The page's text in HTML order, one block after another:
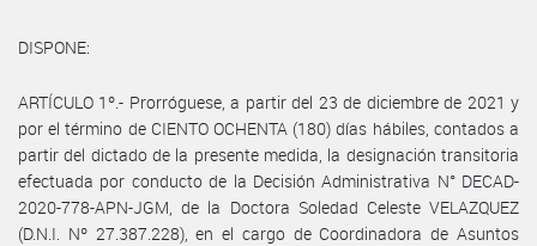
DISPONE:
ARTÍCULO 1º.- Prorróguese, a partir del 23 de diciembre de 2021 y
por el término de CIENTO OCHENTA (180) días hábiles, contados a
partir del dictado de la presente medida, la designación transitoria
efectuada por conducto de la Decisión Administrativa N° DECAD-
2020-778-APN-JGM, de la Doctora Soledad Celeste VELAZQUEZ
(D.N.I. Nº 27.387.228), en el cargo de Coordinadora de Asuntos